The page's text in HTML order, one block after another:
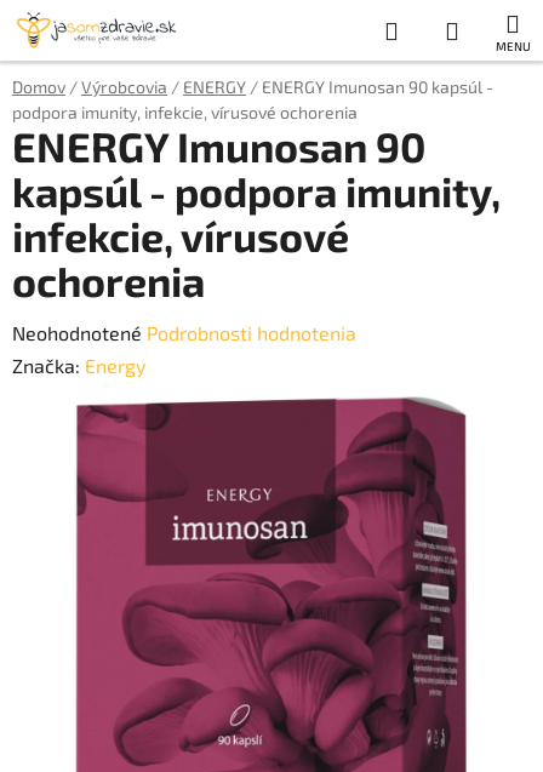
Prejsť
obsah
Hľadať
KOŠÍK
Domov /Výrobcovia / ENERGY / ENERGY Imunosan 90 kapsúl -
podpora imunity, infekcie, vírusové ochorenia
ENERGY Imunosan 90
kapsúl - podpora imunity,
infekcie, vírusové
ochorenia
Priemerné
hodnotenie
Neohodnotené Podrobnosti hodnotenia
Značka: Energy